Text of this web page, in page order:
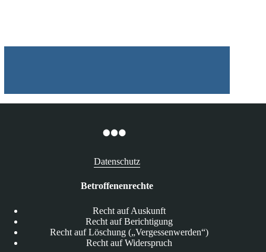
Datenschutz
Betroffenenrechte
Recht auf Auskunft
Recht auf Berichtigung
Recht auf Löschung („Vergessenwerden“)
Recht auf Widerspruch